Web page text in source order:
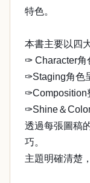
特色。
本書主要以四
✑ Character角
✑Staging角色
✑Composition
✑Shine＆
透過每張圖稿
巧。
主題明確清楚